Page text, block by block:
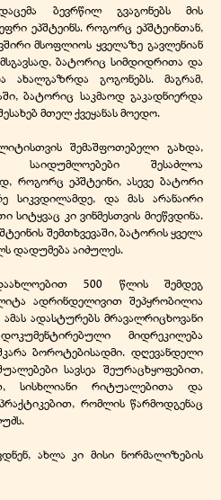
ბევრწილ გვაგონებს მის
ეპშტეინს. როგორც ეპშტეინთან,
მსოფლიოს ყველაზე გავლენიან
მსგავსად, ბატორიც სიმდიდრითა და
ახალგაზრდა გოგონებს. მაგრამ,
ბატორიც საკმაოდ გაკადნიერდა
მთელ ქვეყანას მოედო.
შემაშფოთებელი გახდა,
შესაძლოა
როგორც ეპშტეინი, ასევე ბატორი
სიკვდილამდე, და მას არანაირი
კი ვინმესთვის მიეწვდინა.
შემთხვევაში, ბატორის ყველა
დადუმება აიძულეს.
500 წლის შემდეგ
ადრინდელივით შეპყრობილია
ადასტურებს მრავალრიცხოვანი
მიდრეკილება
ბოროტებისადმი. დღევანდელი
სავსეა შეურაცხყოფებით,
სისხლიანი რიტუალებითა და
რომლის წარმოდგენაც
ახლა კი მისი ნორმალიზების